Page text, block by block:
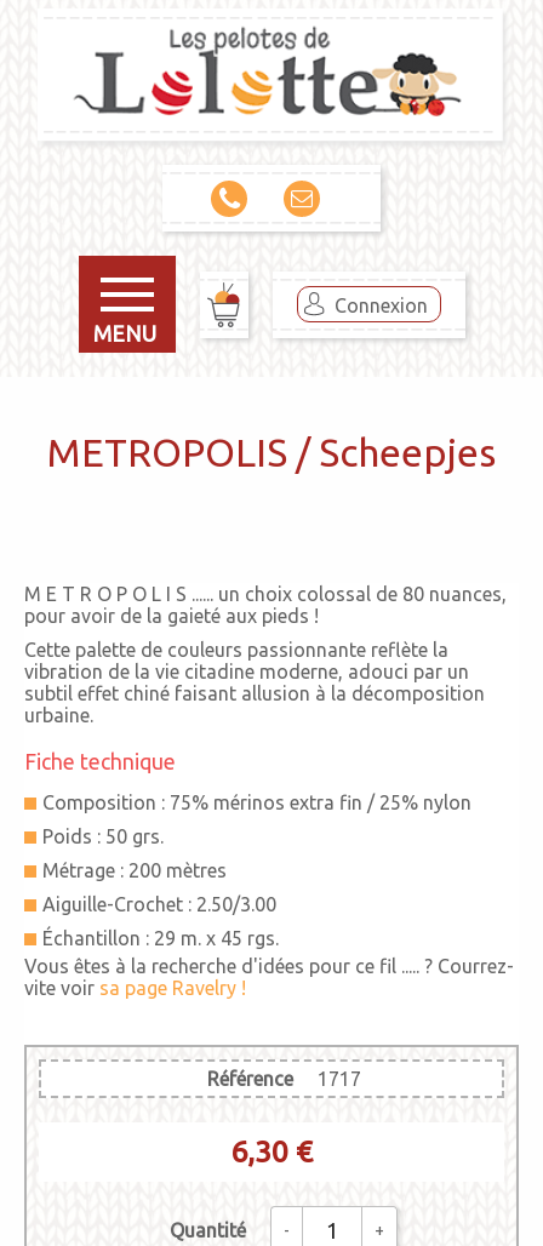
MENU
Connexion
METROPOLIS / Scheepjes
M E T R O P O L I S ...... un choix colossal de 80 nuances,
pour avoir de la gaieté aux pieds !
Cette palette de couleurs passionnante reflète la
vibration de la vie citadine moderne, adouci par un
subtil effet chiné faisant allusion à la décomposition
urbaine.
Fiche technique
Composition : 75% mérinos extra fin / 25% nylon
Poids : 50 grs.
Métrage : 200 mètres
Aiguille-Crochet : 2.50/3.00
Échantillon : 29 m. x 45 rgs.
Vous êtes à la recherche d'idées pour ce fil ..... ? Courrez-
vite voir sa page Ravelry !
Référence 1717
6,30 €
Quantité - +